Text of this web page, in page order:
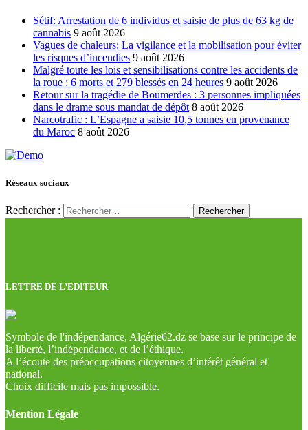
Sétif: Arrestation de 6 individus et saisie de plus de 63 kg de
cannabis 9 août 2026
Vagues de chaleurs: La vigilance et la mobilisation pour éviter
les risques d’incendies 9 août 2026
Malgré toute les lois et sensibilisations contre les accidents de
la roue : 6 morts et 279 blessés en 24 heures 9 août 2026
Retour sur la tragédie de Boumerdes : 3 personnes impliquées
dans le drame sous mandat de dépôt 8 août 2026
Narcotrafic : L’Espagne a saisie 10,5 tonnes en provenance
du Maroc 8 août 2026
Réseaux sociaux
Rechercher :
LETTRE DE L’EDITEUR
Symbole de l'indépendance, Algérie62.dz se base sur le principe de
la liberté, l’indépendance, et de l’éthique.
A l’écoute des préoccupations citoyennes d’intérêt général et
national.
Choix difficile mais pas impossible.
Mention Légale